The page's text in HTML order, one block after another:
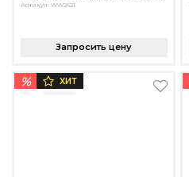
Артикул: WW2621
Запросить цену
% ХИТ